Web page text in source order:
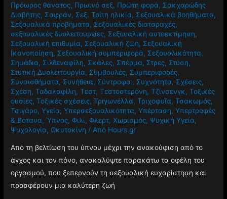
Πρόωρος θάνατος, Πρωινό σεξ, Πρώτη φορά, Σακχαρώδης
Διαβήτης, Σαφράν, Σεξ. Τρίτη ηλικία, Σεξουαλικά βοηθήματα,
Σεξουαλικά προβήματα, Σεξουαλικές διαταραχές,
σεξουαλικές δυσλειτουργίες, Σεξουαλική αυτοεκτίμηση,
Σεξουαλική επιθυμία, Σεξουαλική ζωή, Σεξουαλική
Ικανοποίηση, Σεξουαλική συμπεριφορά, Σεξουαλικότητα,
Σημάδια, Σιλδεναφίλη, Σκάλες, Σπέρμα, Στρες, Στύση,
Στυτική Δυσλειτουργία, Συμβουλές, Συμπεριφορές,
Συναισθήματα, Συνήθεια, Σύντροφοι, Συχνότητα, Σχέσεις,
Σχέση,Ταδαλαφίλη,Τεστ,Τεστοστερόνη,Τζίνσενγκ,Τοξικές
ουσίες,Τοξικές σχέσεις,Τριγωνέλλα,Τριχοφυΐα,Τσακωμός,
Τσιγάρο,Υγεία,Υπερσεξουαλικότητα,Υπέρταση,Υπερτροφές
& Βότανα,Ύπνος,Φιλί,Φλερτ,Χωρισμός, Ψυχική Υγεία,
Ψυχολογία, Ωκυτοκίνη / Από Hours.gr
Από τη βελτίωση του ύπνου μέχρι την ανακούφιση από το
άγχος και τον πόνο, ανακαλύψτε παρακάτω τα οφέλη του
οργασμού, που ξεπερνούν τη σεξουαλική ευχαρίστηση και
προσφέρουν μια καλύτερη ζωή